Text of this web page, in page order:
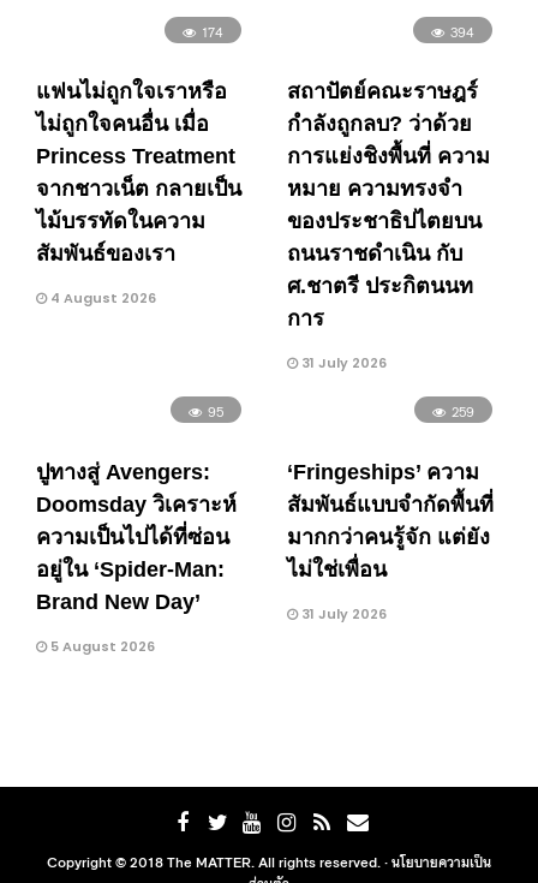
174
แฟนไม่ถูกใจเราหรือ
ไม่ถูกใจคนอื่น เมื่อ
Princess Treatment
จากชาวเน็ต กลายเป็น
ไม้บรรทัดในความ
สัมพันธ์ของเรา
4 August 2026
394
สถาปัตย์คณะราษฎร์
กำลังถูกลบ? ว่าด้วย
การแย่งชิงพื้นที่ ความ
หมาย ความทรงจำ
ของประชาธิปไตยบน
ถนนราชดำเนิน กับ
ศ.ชาตรี ประกิตนนท
การ
31 July 2026
95
ปูทางสู่ Avengers:
Doomsday วิเคราะห์
ความเป็นไปได้ที่ซ่อน
อยู่ใน ‘Spider-Man:
Brand New Day’
5 August 2026
259
‘Fringeships’ ความ
สัมพันธ์แบบจำกัดพื้นที่
มากกว่าคนรู้จัก แต่ยัง
ไม่ใช่เพื่อน
31 July 2026
Copyright © 2018 The MATTER. All rights reserved. ·นโยบายความเป็น